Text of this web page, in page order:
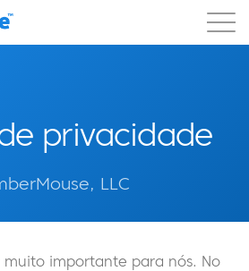
privacidade
LLC
muito importante para nós. No